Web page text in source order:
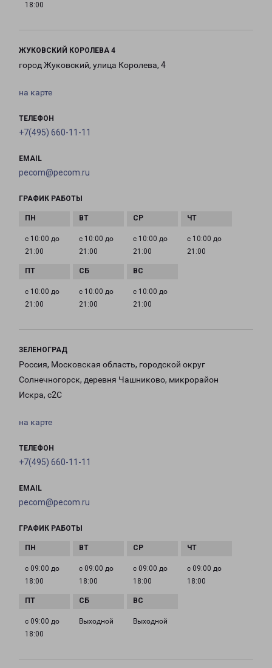
18:00
ЖУКОВСКИЙ КОРОЛЕВА 4
город Жуковский, улица Королева, 4
на карте
ТЕЛЕФОН
+7(495) 660-11-11
EMAIL
pecom@pecom.ru
ГРАФИК РАБОТЫ
с 10:00 до
21:00
с 10:00 до
21:00
с 10:00 до
21:00
с 10:00 до
21:00
с 10:00 до
21:00
с 10:00 до
21:00
с 10:00 до
21:00
ЗЕЛЕНОГРАД
Россия, Московская область, городской округ
Солнечногорск, деревня Чашниково, микрорайон
Искра, с2С
на карте
ТЕЛЕФОН
+7(495) 660-11-11
EMAIL
pecom@pecom.ru
ГРАФИК РАБОТЫ
с 09:00 до
18:00
с 09:00 до
18:00
с 09:00 до
18:00
с 09:00 до
18:00
с 09:00 до
18:00
Выходной Выходной